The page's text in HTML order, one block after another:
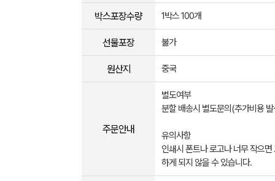
박스포장수량 1박스 100개
선물포장 불가
원산지 중국
주문안내
별도여부
분할 배송시 별도문의(추가비용
유의사항
인쇄시 폰트나 로고나 너무 작으면
하게 되지 않을 수 있습니다.